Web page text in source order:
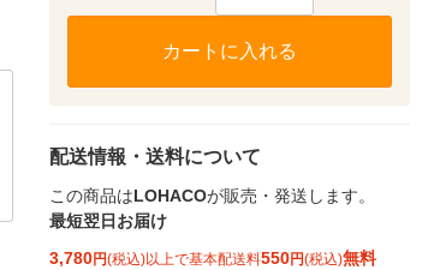
カートに入れる
配送情報・送料について
この商品はLOHACOが販売・発送します。
最短翌日お届け
3,780円(税込)以上で基本配送料550円(税込)無料